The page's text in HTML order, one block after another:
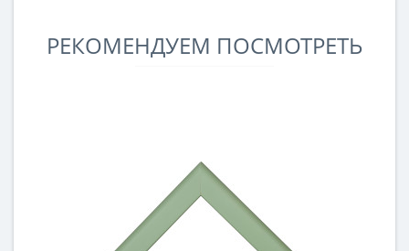
РЕКОМЕНДУЕМ ПОСМОТРЕТЬ